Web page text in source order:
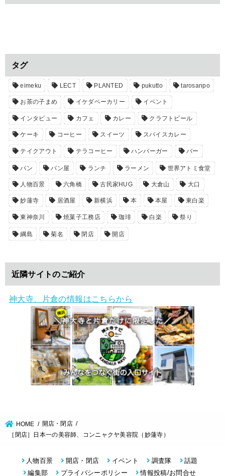
タグ
eimeku LECT PLANTED pukutto tarosanpo
お茶の子まめ イケダベーカリー イベント
インタビュー カフェ カレー クラフトビール
ケーキ コーヒー スイーツ スパイスカレー
テイクアウト テラコーヒー ハンバーガー バー
パン パン屋 ランチ ラーメン 世界アトミ食堂
人物百景 六角橋 古民家HUG 大倉山 大口
妙蓮寺 居酒屋 新横浜 本 本屋 東白楽
東神奈川 焼菓子工務店 珈琲 白楽 祭り
綱島 菊名 閉店 開店
近隣サイトのご紹介
神大寺、片倉の情報はこちらから
HOME
開店・閉店
［閉店］日本一の美容師、コンニャクヤ美容院（妙蓮寺）
人物百景 開店・閉店 イベント 調査隊
話題
編集部
プライバシーポリシー 情報投稿/お問合せ